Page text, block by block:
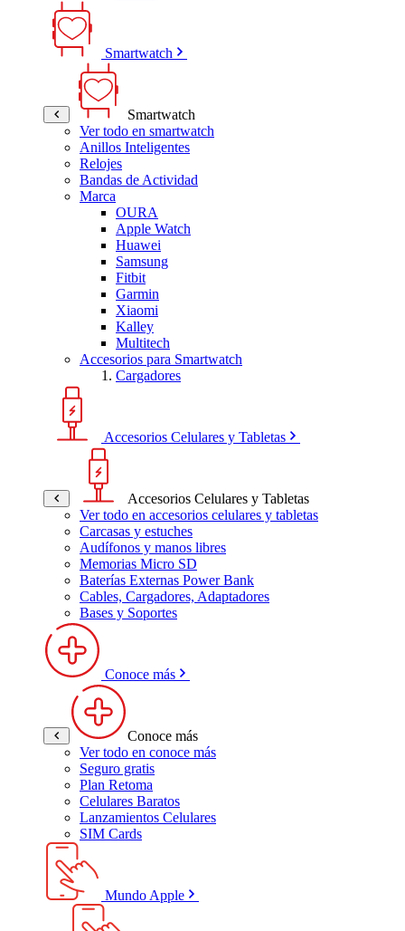
Smartwatch
Smartwatch
Ver todo en smartwatch
Anillos Inteligentes
Relojes
Bandas de Actividad
Marca
OURA
Apple Watch
Huawei
Samsung
Fitbit
Garmin
Xiaomi
Kalley
Multitech
Accesorios para Smartwatch
Cargadores
Accesorios Celulares y Tabletas
Accesorios Celulares y Tabletas
Ver todo en accesorios celulares y tabletas
Carcasas y estuches
Audífonos y manos libres
Memorias Micro SD
Baterías Externas Power Bank
Cables, Cargadores, Adaptadores
Bases y Soportes
Conoce más
Conoce más
Ver todo en conoce más
Seguro gratis
Plan Retoma
Celulares Baratos
Lanzamientos Celulares
SIM Cards
Mundo Apple